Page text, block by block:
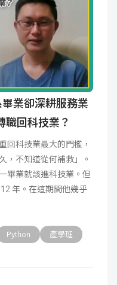
業卻深耕服務業
職回科技業？
回科技業最大的門檻，
，不知道從何補救」。
畢業就該進科技業。但
年。在這期間他幾乎
Python 產學班